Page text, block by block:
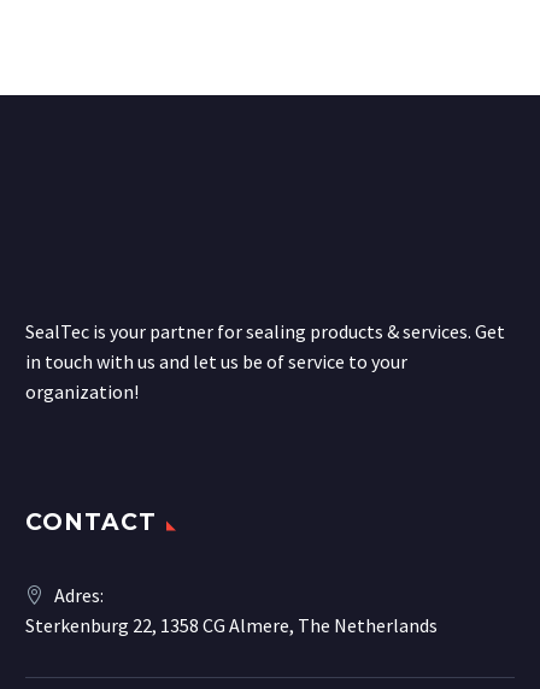
SealTec is your partner for sealing products & services. Get
in touch with us and let us be of service to your
organization!
CONTACT
Adres:
Sterkenburg 22, 1358 CG Almere, The Netherlands